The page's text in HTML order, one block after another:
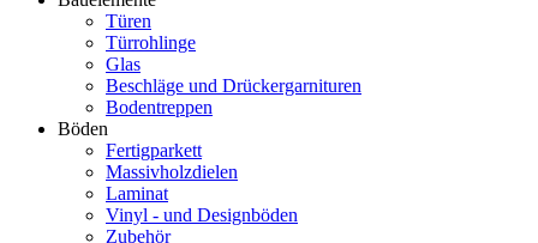
Türen
Türrohlinge
Glas
Beschläge und Drückergarnituren
Bodentreppen
Böden
Fertigparkett
Massivholzdielen
Laminat
Vinyl - und Designböden
Zubehör